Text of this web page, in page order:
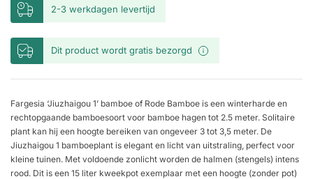
2-3 werkdagen levertijd
Dit product wordt gratis bezorgd
Fargesia ‘Jiuzhaigou 1’ bamboe of Rode Bamboe is een winterharde en
rechtopgaande bamboesoort voor bamboe hagen tot 2.5 meter. Solitaire
plant kan hij een hoogte bereiken van ongeveer 3 tot 3,5 meter. De
Jiuzhaigou 1 bamboeplant is elegant en licht van uitstraling, perfect voor
kleine tuinen. Met voldoende zonlicht worden de halmen (stengels) intens
rood. Dit is een 15 liter kweekpot exemplaar met een hoogte (zonder pot)